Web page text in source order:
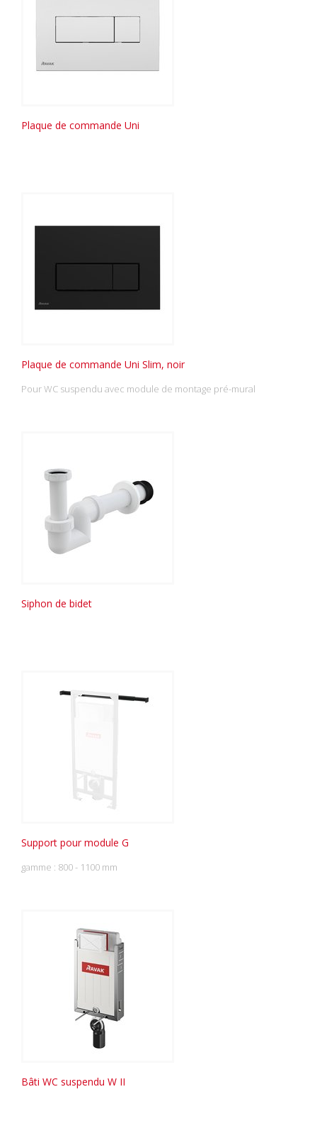
Plaque de commande Uni
Plaque de commande Uni Slim, noir
Pour WC suspendu avec module de montage pré-mural
Siphon de bidet
Support pour module G
gamme : 800 - 1100 mm
Bâti WC suspendu W II